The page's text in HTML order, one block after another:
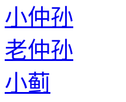
小仲孙
老仲孙
小蓟